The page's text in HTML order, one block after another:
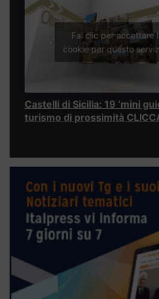
Fai clic per accettare i
cookie per questo
Castelli di Sicilia: 19 ‘mini
turismo di prossimità